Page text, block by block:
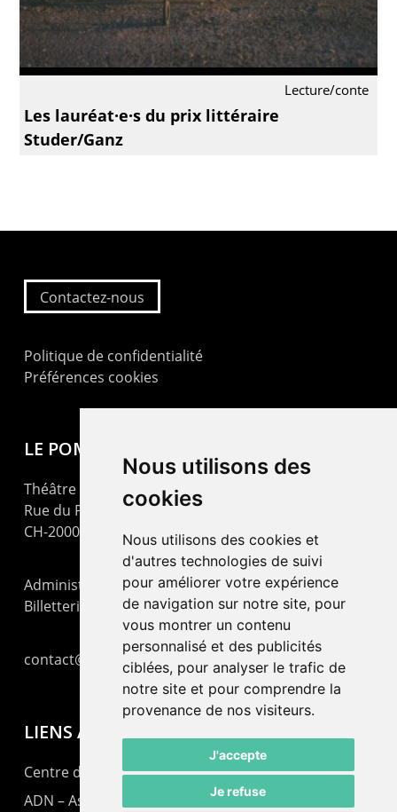
Nous utilisons des
cookies
Nous utilisons des cookies et
d'autres technologies de suivi
pour améliorer votre expérience
de navigation sur notre site, pour
vous montrer un contenu
personnalisé et des publicités
ciblées, pour analyser le trafic de
notre site et pour comprendre la
provenance de nos visiteurs.
J'accepte
Je refuse
Lecture/conte
Les lauréat·e·s du prix littéraire
Studer/Ganz
Contactez-nous
Politique de confidentialité
Préférences cookies
LE POMMIER
Théâtre – Centre Culturel Neuchâtelois
Rue du Pommier 9
CH-2000 Neuchâtel
Administration : +41 32 725 03 03
Billetterie : +41 32 725 05 05
contact@lepommier.ch
LIENS AMIS
Centre de culture ABC
ADN – Association Danse Neuchâtel